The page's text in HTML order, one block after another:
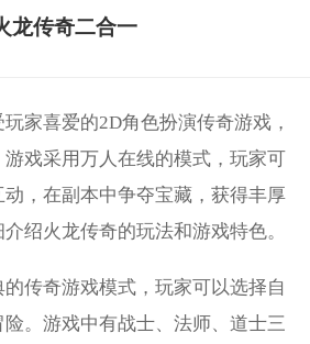
龙传奇二合一
家喜爱的2D角色扮演传奇游戏，
戏采用万人在线的模式，玩家可
动，在副本中争夺宝藏，获得丰厚
绍火龙传奇的玩法和游戏特色。
传奇游戏模式，玩家可以选择自
。游戏中有战士、法师、道士三